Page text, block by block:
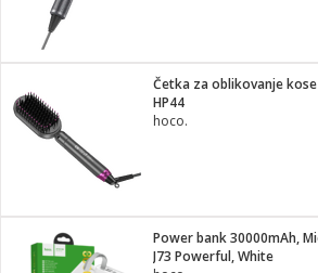
za kosu
Četka za oblikovanje kose
HP44
hoco.
J73 Powerful, White